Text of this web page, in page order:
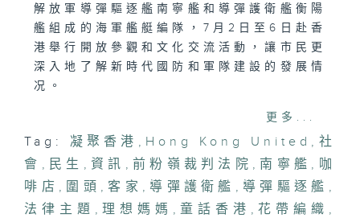
解放軍導彈驅逐艦南寧艦和導彈護衛艦衡陽
艦組成的海軍艦艇編隊，7月2日至6日赴香
港舉行開放參觀和文化交流活動，讓市民更
深入地了解新時代國防和軍隊建設的發展情
况。
花帶的編織是客家及圍頭婦女世代相傳的技
藝，運用絲線編織成不同款式的花帶，花帶
圖案樣式多變，多數用於日常用品如涼帽帶
及圍裙帶。今集有請傳承人趙雅然小姐分享
更多...
Tag: 凝聚香港 , Hong Kong United , 社
會 , 民生 , 資訊 , 前粉嶺裁判法院 , 南寧艦 , 咖
啡店 , 圍頭 , 客家 , 導彈護衛艦 , 導彈驅逐艦 ,
法律主題 , 理想媽媽 , 童話香港 , 花帶編織 ,